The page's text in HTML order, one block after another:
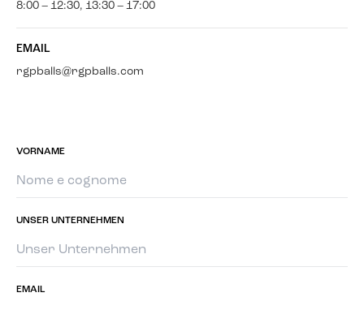
8:00 – 12:30, 13:30 – 17:00
EMAIL
rgpballs@rgpballs.com
VORNAME
UNSER UNTERNEHMEN
EMAIL